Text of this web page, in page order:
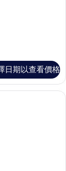
日期以查看價格